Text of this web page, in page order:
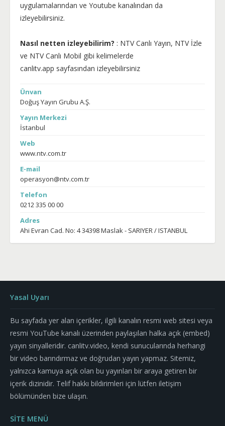
uygulamalarından ve Youtube kanalından da
izleyebilirsiniz.
Nasıl netten izleyebilirim? : NTV Canlı Yayın, NTV İzle
ve NTV Canlı Mobil gibi kelimelerde
canlitv.app sayfasından izleyebilirsiniz
Ünvan
Doğuş Yayın Grubu A.Ş.
Yayın Merkezi
İstanbul
Web
www.ntv.com.tr
E-mail
operasyon@ntv.com.tr
Telefon
0212 335 00 00
Adres
Ahi Evran Cad. No: 4 34398 Maslak - SARIYER / ISTANBUL
Yasal Uyarı
Bu sayfada yer alan içerikler, ilgili kanalın resmi web sitesi veya
resmi YouTube kanalı üzerinden paylaşılan halka açık (embed)
yayın sinyalleridir. canlitv.video, kendi sunucularında herhangi
bir video barındırmaz ve doğrudan yayın yapmaz. Sitemiz,
yalnızca kamuya açık olan bu yayınları bir araya getiren bir
içerik dizinidir. Telif hakkı bildirimleri için lütfen iletişim
bölümünden bize ulaşın.
SİTE MENÜ